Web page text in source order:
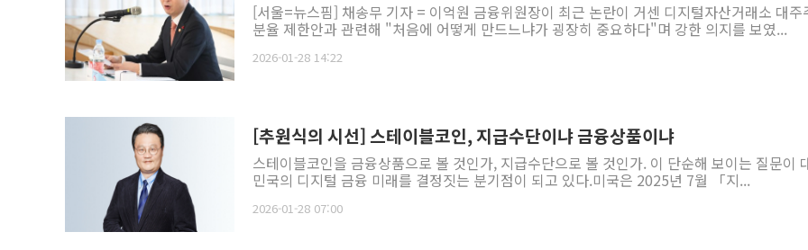
[서울=뉴스핌] 채송무 기자 = 이억원 금융위원장이 최근 논란이 거센 디지털자산거래소 대주
분율 제한안과 관련해 "처음에 어떻게 만드느냐가 굉장히 중요하다"며 강한 의지를 보였...
2026-01-28 14:22
[추원식의 시선] 스테이블코인, 지급수단이냐 금융상품이냐
스테이블코인을 금융상품으로 볼 것인가, 지급수단으로 볼 것인가. 이 단순해 보이는 질문이
민국의 디지털 금융 미래를 결정짓는 분기점이 되고 있다.미국은 2025년 7월 「지...
2026-01-28 07:00